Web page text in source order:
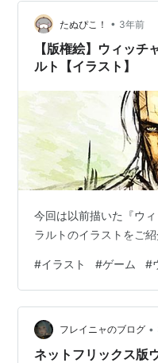
る「イスケビンド（
たぬぴこ！ • 3年前
【版権絵】ウィッ
ルト【イラスト】
今回は以前描いた『ウ
ラルトのイラストをご紹
#イラスト #ゲーム #
フレイニャのブログ •
ネットフリックス版